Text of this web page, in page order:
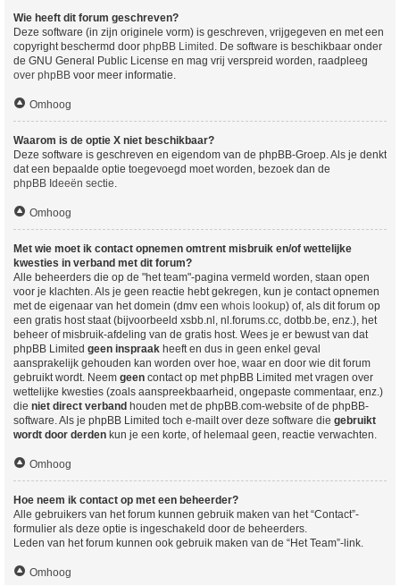
Wie heeft dit forum geschreven?
Deze software (in zijn originele vorm) is geschreven, vrijgegeven en met een
copyright beschermd door phpBB Limited . De software is beschikbaar onder
de GNU General Public License en mag vrij verspreid worden, raadpleeg
over phpBB voor meer informatie.
Omhoog
Waarom is de optie X niet beschikbaar?
Deze software is geschreven en eigendom van de phpBB-Groep. Als je denkt
dat een bepaalde optie toegevoegd moet worden, bezoek dan de
phpBB Ideeën sectie
Omhoog
Met wie moet ik contact opnemen omtrent misbruik en/of wettelijke
kwesties in verband met dit forum?
Alle beheerders die op de "het team"-pagina vermeld worden, staan open
voor je klachten. Als je geen reactie hebt gekregen, kun je contact opnemen
met de eigenaar van het domein (dmv een whois lookup) of, als dit forum op
een gratis host staat (bijvoorbeeld xsbb.nl, nl.forums.cc, dotbb.be, enz.), het
beheer of misbruik-afdeling van de gratis host. Wees je er bewust van dat
phpBB Limited geen inspraak heeft en dus in geen enkel geval
aansprakelijk gehouden kan worden over hoe, waar en door wie dit forum
gebruikt wordt. Neem geen contact op met phpBB Limited met vragen over
wettelijke kwesties (zoals aanspreekbaarheid, ongepaste commentaar, enz.)
die niet direct verband houden met de phpBB.com-website of de phpBB-
software. Als je phpBB Limited toch e-mailt over deze software die gebruikt
wordt door derden kun je een korte, of helemaal geen, reactie verwachten.
Omhoog
Hoe neem ik contact op met een beheerder?
Alle gebruikers van het forum kunnen gebruik maken van het “Contact”-
formulier als deze optie is ingeschakeld door de beheerders.
Leden van het forum kunnen ook gebruik maken van de “Het Team”-link.
Omhoog